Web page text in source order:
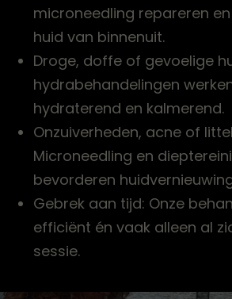
microneedling repareren
huid van binnenuit.
Droge, doffe of gevoelige
hydrabehandelingen
hydraterend en kalmerend.
Onzuiverheden, acne of
Microneedling en
bevorderen
Gebrek aan tijd: Onze
efficiënt én vaak alleen al
sessie.